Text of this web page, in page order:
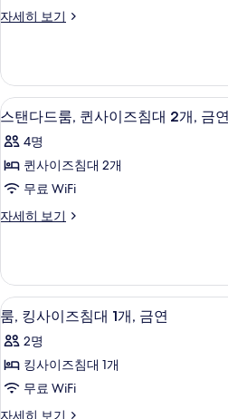
금
진
모
두
보
기
개,
금
세
보
기
(여
개),
금
연
사
진
모
두
자세히 보기
스
대
(여
러
금
연
세
히
보
스
탠
다
드
퀸
이
즈
침
대
2
개,
금
스
9
스탠다드룸, 퀸사이즈침대 2개, 금연
4명
퀸사이즈침대 2개
무료 WiFi
자세히 보기
스
룸,
퀸
사
이
즈
침
개,
룸,
킹
사
이
고
4
룸, 킹사이즈침대 1개, 금연
2명
킹사이즈침대 1개
무료 WiFi
자세히 보기
룸,